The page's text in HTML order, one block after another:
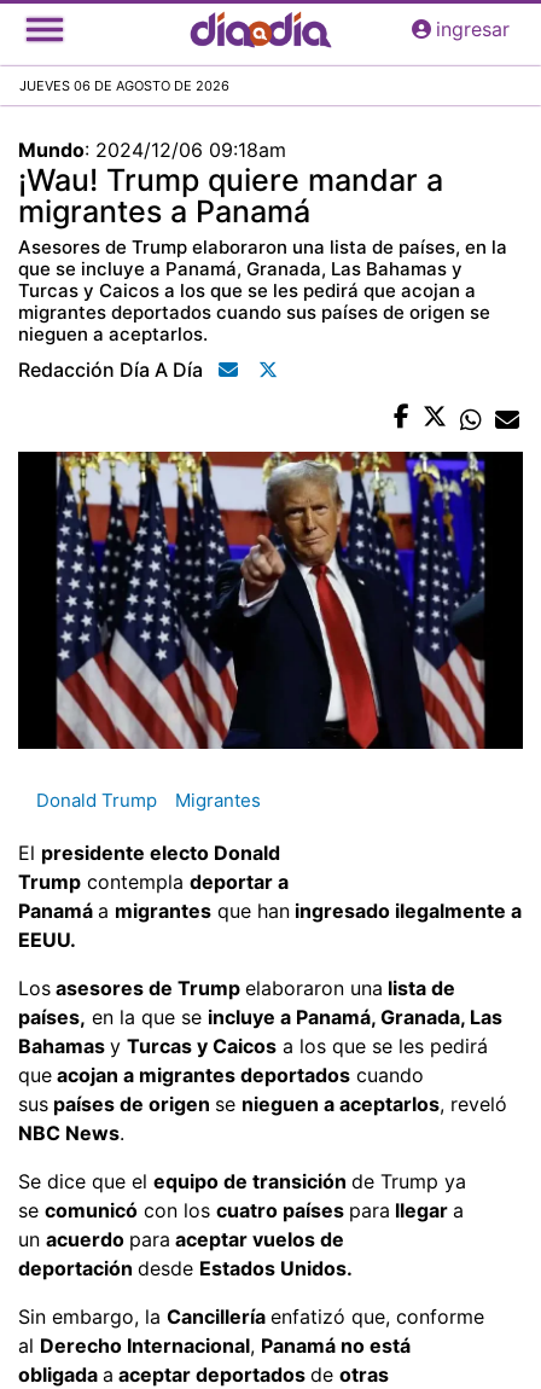
Pasar
al
principal
ingresar
JUEVES 06 DE AGOSTO DE 2026
Mundo: 2024/12/06 09:18am
¡Wau! Trump quiere mandar a
migrantes a Panamá
Asesores de Trump elaboraron una lista de países, en la
que se incluye a Panamá, Granada, Las Bahamas y
Turcas y Caicos a los que se les pedirá que acojan a
migrantes deportados cuando sus países de origen se
nieguen a aceptarlos.
Redacción Día A Día
Donald Trump Migrantes
El presidente electo Donald
Trump contempla deportar a
Panamá a migrantes que han ingresado ilegalmente a
EEUU.
Los asesores de Trump elaboraron una lista de
países, en la que se incluye a Panamá, Granada, Las
Bahamas y Turcas y Caicos a los que se les pedirá
que acojan a migrantes deportados cuando
sus países de origen se nieguen a aceptarlos, reveló
NBC News.
Se dice que el equipo de transición de Trump ya
se comunicó con los cuatro países para llegar a
un acuerdo para aceptar vuelos de
deportación desde Estados Unidos.
Sin embargo, la Cancillería enfatizó que, conforme
al Derecho Internacional, Panamá no está
obligada a aceptar deportados de otras